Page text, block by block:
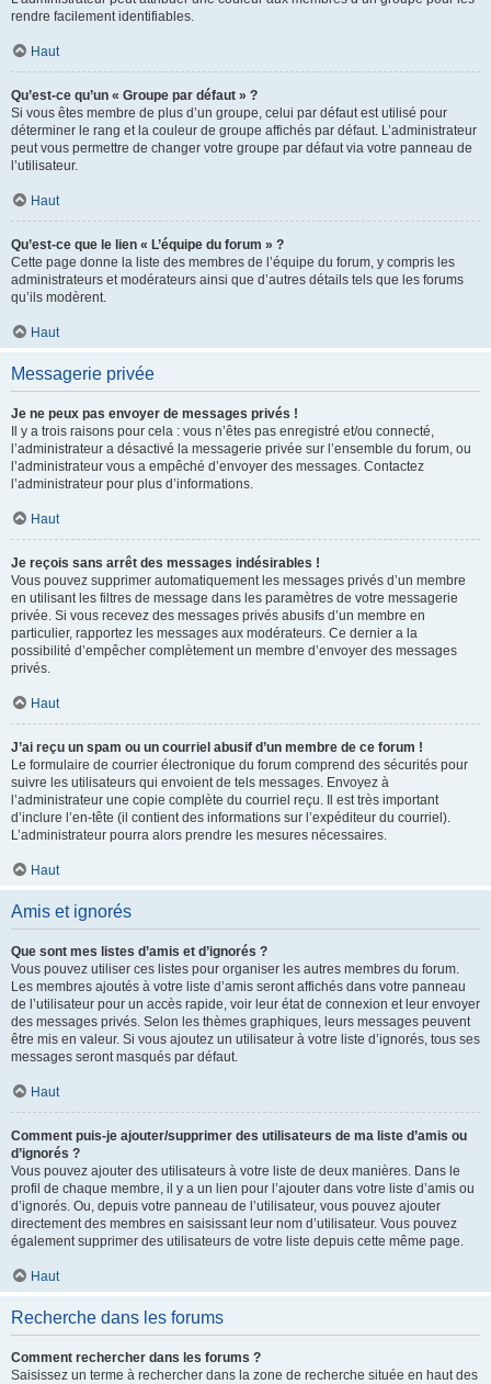
rendre facilement identifiables.
Haut
Qu’est-ce qu’un « Groupe par défaut » ?
Si vous êtes membre de plus d’un groupe, celui par défaut est utilisé pour
déterminer le rang et la couleur de groupe affichés par défaut. L’administrateur
peut vous permettre de changer votre groupe par défaut via votre panneau de
l’utilisateur.
Haut
Qu’est-ce que le lien « L’équipe du forum » ?
Cette page donne la liste des membres de l’équipe du forum, y compris les
administrateurs et modérateurs ainsi que d’autres détails tels que les forums
qu’ils modèrent.
Haut
Messagerie privée
Je ne peux pas envoyer de messages privés !
Il y a trois raisons pour cela : vous n’êtes pas enregistré et/ou connecté,
l’administrateur a désactivé la messagerie privée sur l’ensemble du forum, ou
l’administrateur vous a empêché d’envoyer des messages. Contactez
l’administrateur pour plus d’informations.
Haut
Je reçois sans arrêt des messages indésirables !
Vous pouvez supprimer automatiquement les messages privés d’un membre
en utilisant les filtres de message dans les paramètres de votre messagerie
privée. Si vous recevez des messages privés abusifs d’un membre en
particulier, rapportez les messages aux modérateurs. Ce dernier a la
possibilité d’empêcher complètement un membre d’envoyer des messages
privés.
Haut
J’ai reçu un spam ou un courriel abusif d’un membre de ce forum !
Le formulaire de courrier électronique du forum comprend des sécurités pour
suivre les utilisateurs qui envoient de tels messages. Envoyez à
l’administrateur une copie complète du courriel reçu. Il est très important
d’inclure l’en-tête (il contient des informations sur l’expéditeur du courriel).
L’administrateur pourra alors prendre les mesures nécessaires.
Haut
Amis et ignorés
Que sont mes listes d’amis et d’ignorés ?
Vous pouvez utiliser ces listes pour organiser les autres membres du forum.
Les membres ajoutés à votre liste d’amis seront affichés dans votre panneau
de l’utilisateur pour un accès rapide, voir leur état de connexion et leur envoyer
des messages privés. Selon les thèmes graphiques, leurs messages peuvent
être mis en valeur. Si vous ajoutez un utilisateur à votre liste d’ignorés, tous ses
messages seront masqués par défaut.
Haut
Comment puis-je ajouter/supprimer des utilisateurs de ma liste d’amis ou
d’ignorés ?
Vous pouvez ajouter des utilisateurs à votre liste de deux manières. Dans le
profil de chaque membre, il y a un lien pour l’ajouter dans votre liste d’amis ou
d’ignorés. Ou, depuis votre panneau de l’utilisateur, vous pouvez ajouter
directement des membres en saisissant leur nom d’utilisateur. Vous pouvez
également supprimer des utilisateurs de votre liste depuis cette même page.
Haut
Recherche dans les forums
Comment rechercher dans les forums ?
Saisissez un terme à rechercher dans la zone de recherche située en haut des